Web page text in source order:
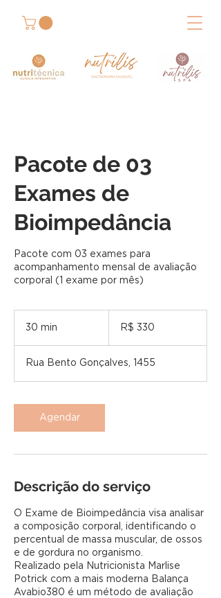
Pacote de 03
Exames de
Bioimpedância
Pacote com 03 exames para
acompanhamento mensal de avaliação
corporal (1 exame por mês)
30 min
i
n
Reais
brasileiros
R$ 330
Rua Bento Gonçalves, 1455
Agendar
Descrição do serviço
O Exame de Bioimpedância visa analisar
a composição corporal, identificando o
percentual de massa muscular, de ossos
e de gordura no organismo.
Realizado pela Nutricionista Marlise
Potrick com a mais moderna Balança
Avabio380 é um método de avaliação